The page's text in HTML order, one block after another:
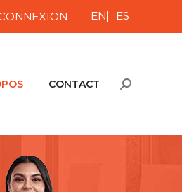
EN ES
CONTACT
Recherche
CONTACT